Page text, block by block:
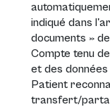
indiqué dans
documents »
Compte tenu
et des données
Patient
transfert/